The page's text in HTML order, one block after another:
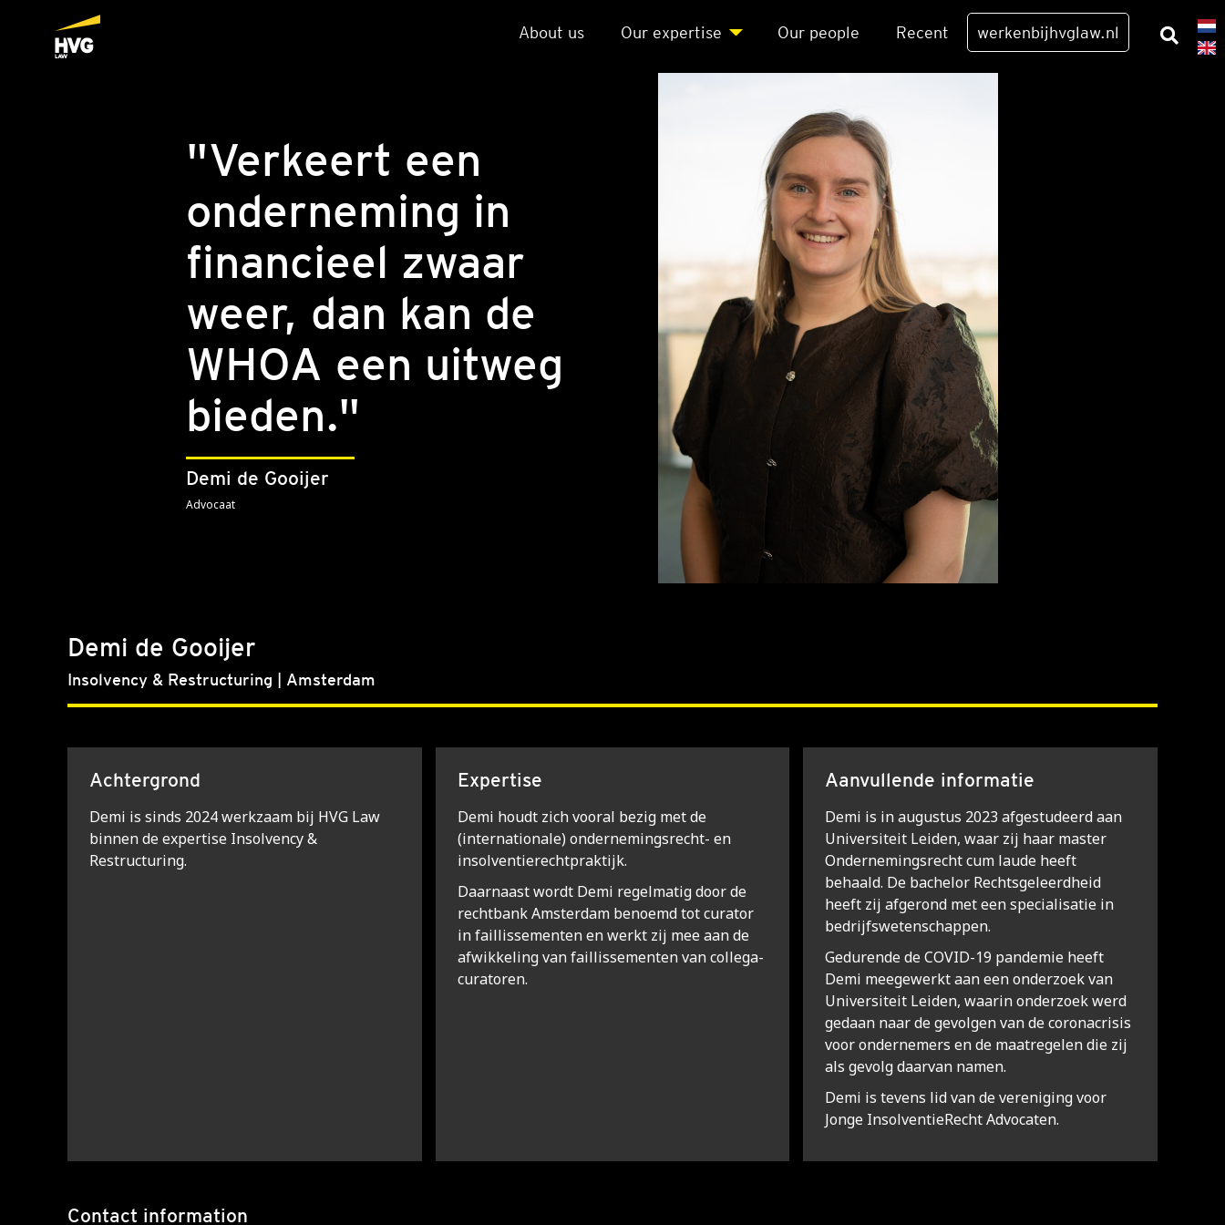
About us Our exper­ti­se Our peo­p­le Recent werkenbijhvglaw.nl
"Verkeert een
onderneming in
financieel zwaar
weer, dan kan de
WHOA een uitweg
bieden."
Demi de Gooijer
Advocaat
Demi de Gooijer
Insolvency & Restructuring | Amsterdam
Achtergrond
Demi is sinds 2024 werkzaam bij HVG Law
binnen de expertise Insolvency &
Restructuring.
Expertise
Demi houdt zich vooral bezig met de
(internationale) ondernemingsrecht- en
insolventierechtpraktijk.
Daarnaast wordt Demi regelmatig door de
rechtbank Amsterdam benoemd tot curator
in faillissementen en werkt zij mee aan de
afwikkeling van faillissementen van collega-
curatoren.
Aanvullende informatie
Demi is in augustus 2023 afgestudeerd aan
Universiteit Leiden, waar zij haar master
Ondernemingsrecht cum laude heeft
behaald. De bachelor Rechtsgeleerdheid
heeft zij afgerond met een specialisatie in
bedrijfswetenschappen.
Gedurende de COVID-19 pandemie heeft
Demi meegewerkt aan een onderzoek van
Universiteit Leiden, waarin onderzoek werd
gedaan naar de gevolgen van de coronacrisis
voor ondernemers en de maatregelen die zij
als gevolg daarvan namen.
Demi is tevens lid van de vereniging voor
Jonge InsolventieRecht Advocaten.
Contact information